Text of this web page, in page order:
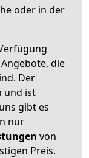
oder in der
die
Der
und ist
gibt es
nur
von
Preis.